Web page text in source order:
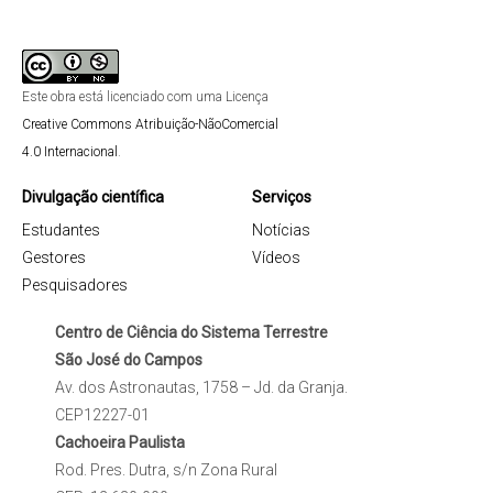
Este obra está licenciado com uma Licença
Creative Commons Atribuição-NãoComercial
4.0 Internacional .
Divulgação científica
Estudantes
Gestores
Pesquisadores
Serviços
Notícias
Vídeos
Centro de Ciência do Sistema Terrestre
São José do Campos
Av. dos Astronautas, 1758 – Jd. da Granja.
CEP12227-01
Cachoeira Paulista
Rod. Pres. Dutra, s/n Zona Rural